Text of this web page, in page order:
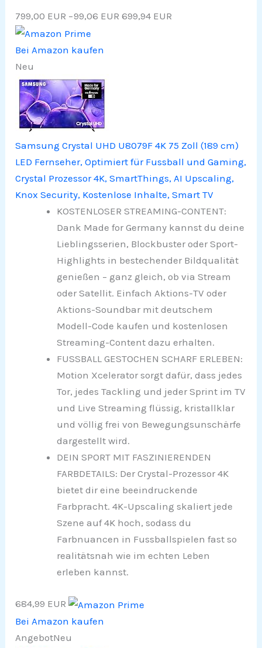
799,00 EUR −99,06 EUR 699,94 EUR
Bei Amazon kaufen
Neu
Samsung Crystal UHD U8079F 4K 75 Zoll (189 cm)
LED Fernseher, Optimiert für Fussball und Gaming,
Crystal Prozessor 4K, SmartThings, AI Upscaling,
Knox Security, Kostenlose Inhalte, Smart TV
KOSTENLOSER STREAMING-CONTENT:
Dank Made for Germany kannst du deine
Lieblingsserien, Blockbuster oder Sport-
Highlights in bestechender Bildqualität
genießen – ganz gleich, ob via Stream
oder Satellit. Einfach Aktions-TV oder
Aktions-Soundbar mit deutschem
Modell-Code kaufen und kostenlosen
Streaming-Content dazu erhalten.
FUSSBALL GESTOCHEN SCHARF ERLEBEN:
Motion Xcelerator sorgt dafür, dass jedes
Tor, jedes Tackling und jeder Sprint im TV
und Live Streaming flüssig, kristallklar
und völlig frei von Bewegungsunschärfe
dargestellt wird.
DEIN SPORT MIT FASZINIERENDEN
FARBDETAILS: Der Crystal-Prozessor 4K
bietet dir eine beeindruckende
Farbpracht. 4K-Upscaling skaliert jede
Szene auf 4K hoch, sodass du
Farbnuancen in Fussballspielen fast so
realitätsnah wie im echten Leben
erleben kannst.
684,99 EUR
Bei Amazon kaufen
AngebotNeu